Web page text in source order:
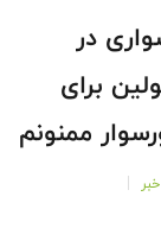
در
برای
ممنونم